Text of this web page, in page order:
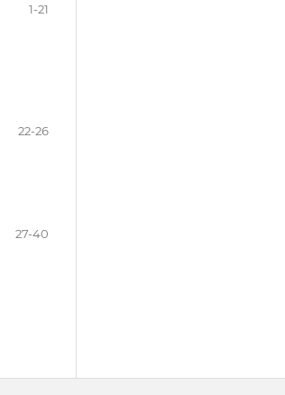
1-21
22-26
27-40